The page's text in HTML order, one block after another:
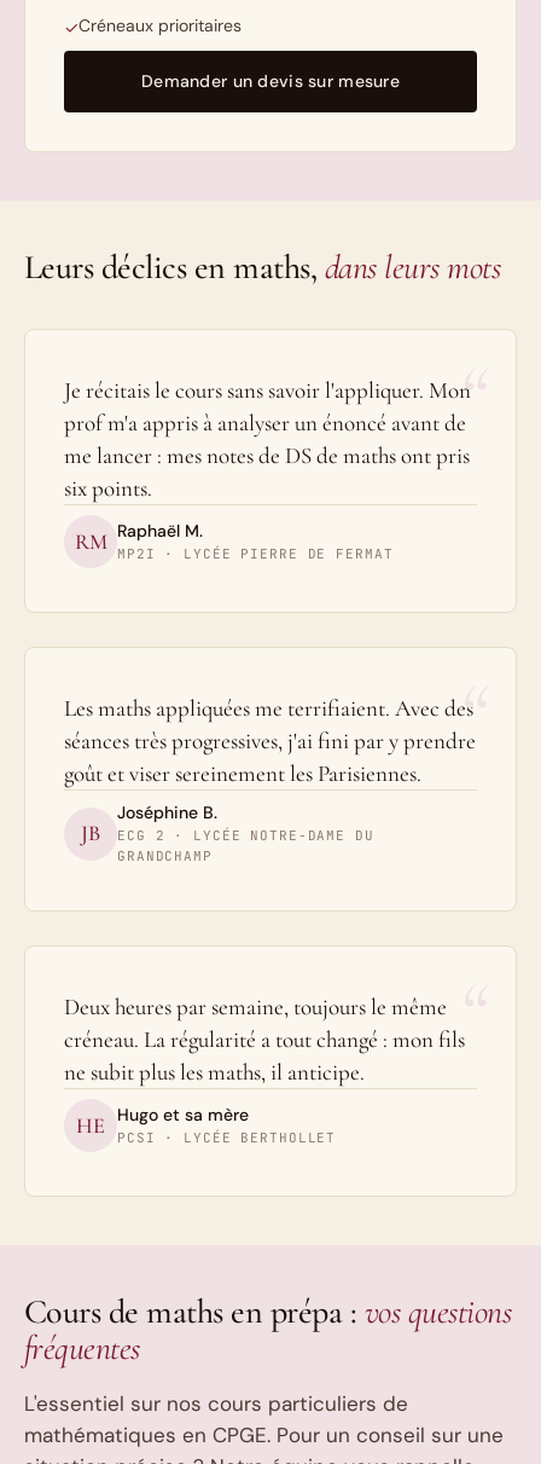
✓Créneaux prioritaires
Demander un devis sur mesure
Leurs déclics en maths, dans leurs mots
“
Je récitais le cours sans savoir l'appliquer. Mon
prof m'a appris à analyser un énoncé avant de
me lancer : mes notes de DS de maths ont pris
six points.
RM Raphaël M.
MP2I · LYCÉE PIERRE DE FERMAT
“
Les maths appliquées me terrifiaient. Avec des
séances très progressives, j'ai fini par y prendre
goût et viser sereinement les Parisiennes.
JB
Joséphine B.
ECG 2 · LYCÉE NOTRE-DAME DU
GRANDCHAMP
“
Deux heures par semaine, toujours le même
créneau. La régularité a tout changé : mon fils
ne subit plus les maths, il anticipe.
HE Hugo et sa mère
PCSI · LYCÉE BERTHOLLET
Cours de maths en prépa : vos questions
fréquentes
L'essentiel sur nos cours particuliers de
mathématiques en CPGE. Pour un conseil sur une